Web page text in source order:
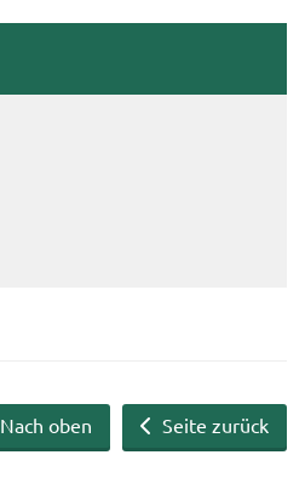
Seite zurück
Nach oben